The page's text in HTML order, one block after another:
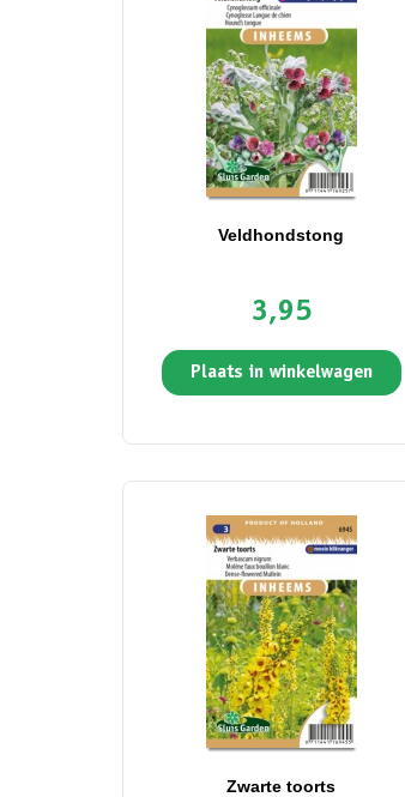
Veldhondstong
3,95
Plaats in winkelwagen
Zwarte toorts